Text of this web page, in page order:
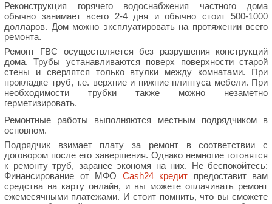
Реконструкция горячего водоснабжения частного дома
обычно занимает всего 2-4 дня и обычно стоит 500-1000
долларов. Дом можно эксплуатировать на протяжении всего
ремонта.
Ремонт ГВС осуществляется без разрушения конструкций
дома. Трубы устанавливаются поверх поверхности старой
стены и сверлятся только втулки между комнатами. При
прокладке труб, т.е. верхние и нижние плинтуса мебели. При
необходимости трубки также можно незаметно
герметизировать.
Ремонтные работы выполняются местным подрядчиком в
основном.
Подрядчик взимает плату за ремонт в соответствии с
договором после его завершения. Однако немногие готовятся
к ремонту труб, заранее экономя на них. Не беспокойтесь:
Финансирование от МФО Cash24 кредит предоставит вам
средства на карту онлайн, и вы можете оплачивать ремонт
ежемесячными платежами. И стоит помнить, что вы сможете